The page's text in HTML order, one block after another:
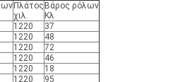
Πλάτος
χιλ.
Βάρος ρόλων
Κλ
1220
37
1220
48
1220
72
1220
46
1220
18
1220
95